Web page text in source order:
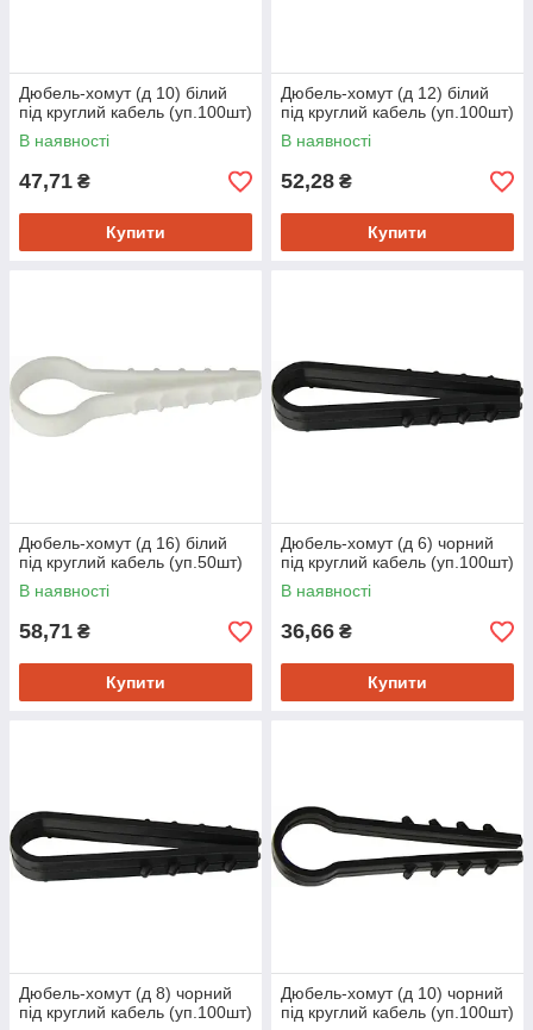
Дюбель-хомут (д 10) білий
під круглий кабель (уп.100шт)
В наявності
47,71 ₴
Купити
Дюбель-хомут (д 12) білий
під круглий кабель (уп.100шт)
В наявності
52,28 ₴
Купити
Дюбель-хомут (д 16) білий
під круглий кабель (уп.50шт)
В наявності
58,71 ₴
Купити
Дюбель-хомут (д 6) чорний
під круглий кабель (уп.100шт)
В наявності
36,66 ₴
Купити
Дюбель-хомут (д 8) чорний
під круглий кабель (уп.100шт)
Дюбель-хомут (д 10) чорний
під круглий кабель (уп.100шт)